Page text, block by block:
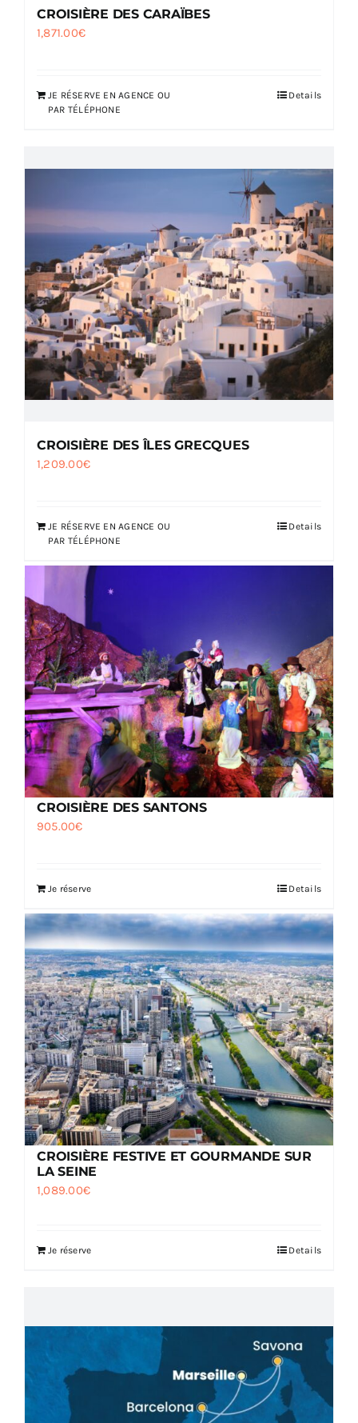
CROISIÈRE DES CARAÏBES
1,871.00€
JE RÉSERVE EN AGENCE OU
PAR TÉLÉPHONE
Details
CROISIÈRE DES ÎLES GRECQUES
1,209.00€
JE RÉSERVE EN AGENCE OU
PAR TÉLÉPHONE
Details
CROISIÈRE DES SANTONS
905.00€
Je réserve Details
CROISIÈRE FESTIVE ET GOURMANDE SUR
LA SEINE
1,089.00€
Je réserve Details